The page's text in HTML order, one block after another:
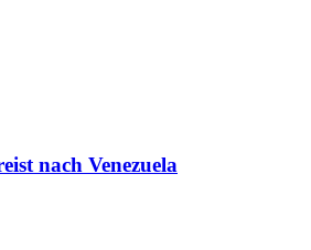
nach Venezuela